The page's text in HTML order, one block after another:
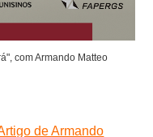
com Armando Matteo
de Armando